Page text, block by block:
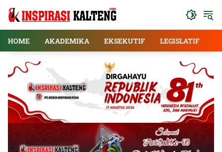
HOME
AKADEMIKA EKSEKUTIF LEGISLATIF